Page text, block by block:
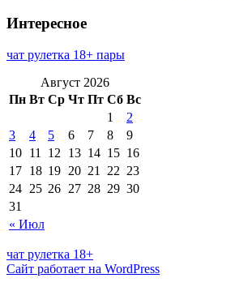
Интересное
чат рулетка 18+ пары
Август 2026
Пн Вт Ср Чт Пт Сб Вс
« Июл
1
2
3
4 5 6 7 8
9
10 11 12 13 14 15 16
17 18 19 20 21 22 23
24 25 26 27 28 29 30
31
чат рулетка 18+
Сайт работает на WordPress